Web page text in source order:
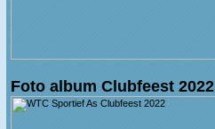
Foto album Clubfeest 2022